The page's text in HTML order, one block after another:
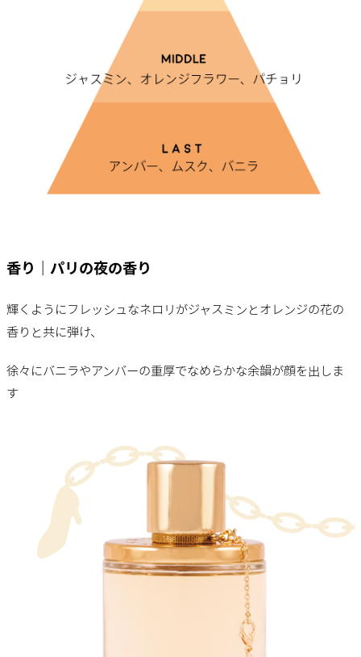
香り｜パリの夜の香り
輝くようにフレッシュなネロリがジャスミンとオレンジの花の
香りと共に弾け、
徐々にバニラやアンバーの重厚でなめらかな余韻が顔を出しま
す